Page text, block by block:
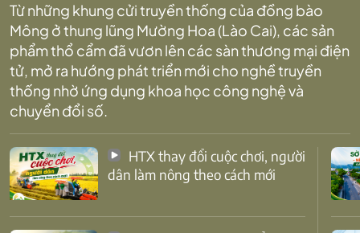
Từ những khung cửi truyền thống của đồng bào
Mông ở thung lũng Mường Hoa (Lào Cai), các sản
phẩm thổ cẩm đã vươn lên các sàn thương mại điện
tử, mở ra hướng phát triển mới cho nghề truyền
thống nhờ ứng dụng khoa học công nghệ và
chuyển đổi số.
dân làm nông theo cách mới